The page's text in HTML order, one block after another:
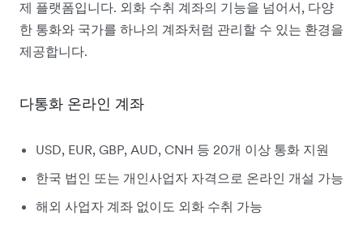
제 플랫폼입니다. 외화 수취 계좌의 기능을 넘어서, 다양
한 통화와 국가를 하나의 계좌처럼 관리할 수 있는 환경을
제공합니다.
다통화 온라인 계좌
USD, EUR, GBP, AUD, CNH 등 20개 이상 통화 지원
한국 법인 또는 개인사업자 자격으로 온라인 개설 가능
해외 사업자 계좌 없이도 외화 수취 가능